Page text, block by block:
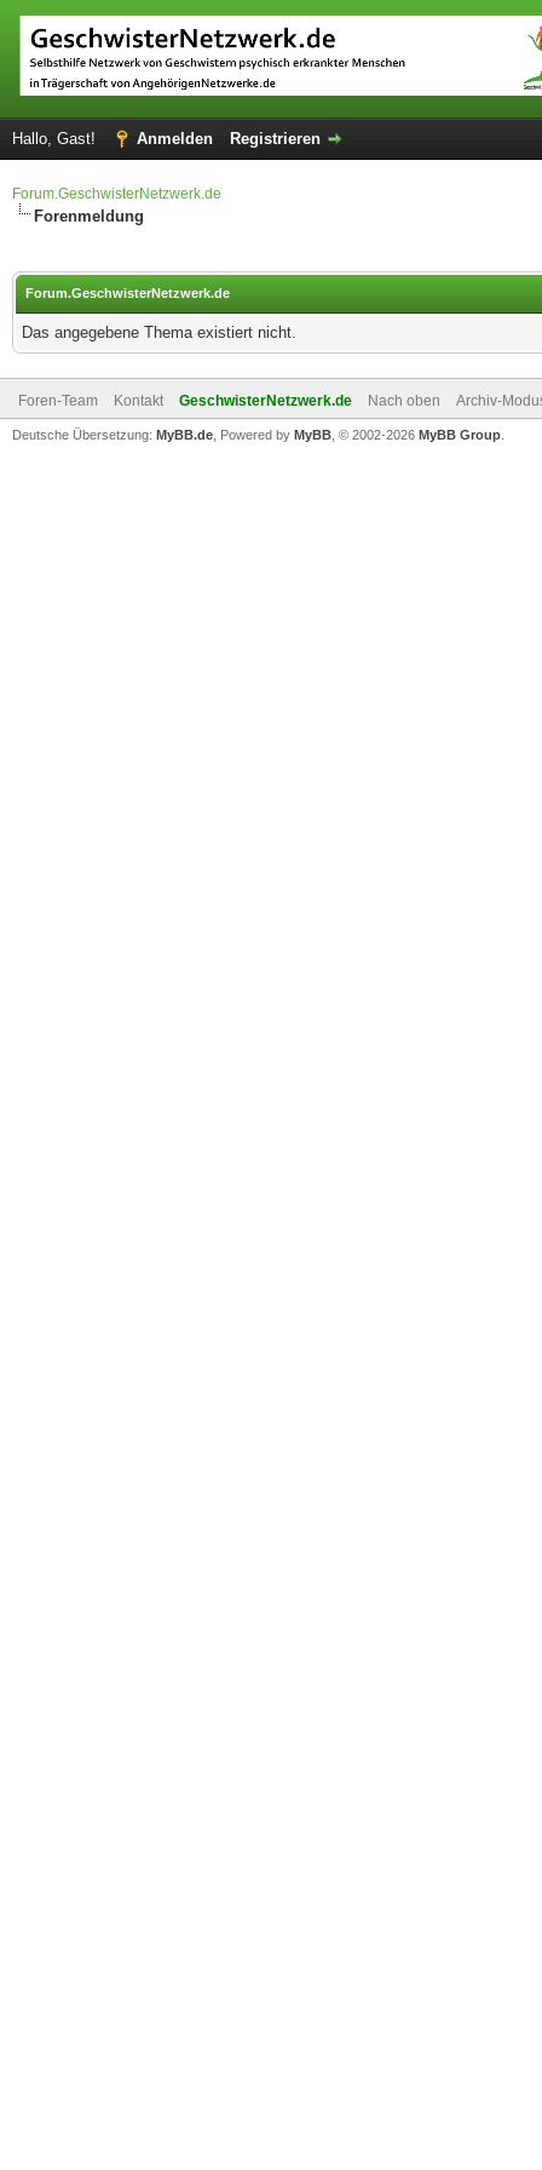
Hallo, Gast! Anmelden Registrieren
Forum.GeschwisterNetzwerk.de
Forenmeldung
Forum.GeschwisterNetzwerk.de
Das angegebene Thema existiert nicht.
Foren-Team Kontakt GeschwisterNetzwerk.de Nach oben Archiv-
Deutsche Übersetzung: MyBB.de , Powered by MyBB , © 2002-2026 MyBB Group